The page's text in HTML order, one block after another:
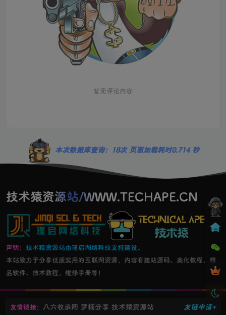
暂无评论内容
本次数据库查询：18次 页面加载耗时0.714 秒
技术猿资源站/WWW.TECHAPE.CN
声明： 技术猿资源站由瑾启网络科技支持建设。
本站致力于分享优质实用的互联网资源，内容有建站源码、美化教程、精
品软件、技术教程，维修手册等！
友链申请+
友情链接： 八六收录网 梦楠分享 技术猿资源站